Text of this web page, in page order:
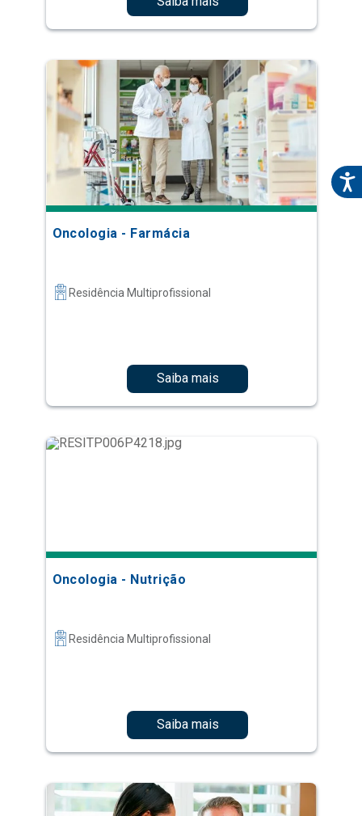
Oncologia - Farmácia
Residência Multiprofissional
Saiba mais
Oncologia - Nutrição
Residência Multiprofissional
Saiba mais